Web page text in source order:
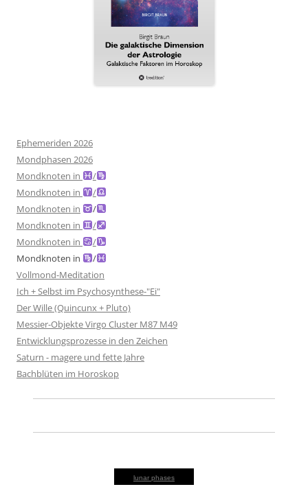
Ephemeriden 2026
Mondphasen 2026
Mondknoten in
/
Mondknoten in
/
Mondknoten in
/
Mondknoten in
/
Mondknoten in
/
Mondknoten in
/
Vollmond-Meditation
Ich + Selbst im Psychosynthese-"Ei"
Der Wille (Quincunx + Pluto)
Messier-Objekte Virgo Cluster M87 M49
Entwicklungsprozesse in den Zeichen
Saturn - magere und fette Jahre
Bachblüten im Horoskop
lunar phases